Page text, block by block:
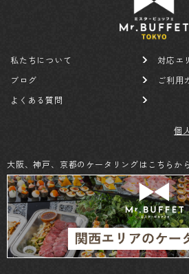
私たちについて
対応エ
ブログ
ご利用
よくある質問
個
大阪、神戸、京都のケータリングはこちらから